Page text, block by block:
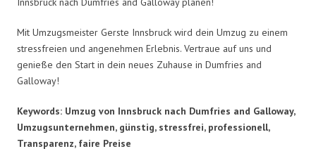
Mit Umzugsmeister Gerste Innsbruck wird dein Umzug zu einem
stressfreien und angenehmen Erlebnis. Vertraue auf uns und
genieße den Start in dein neues Zuhause in Dumfries and
Galloway!
Keywords: Umzug von Innsbruck nach Dumfries and Galloway,
Umzugsunternehmen, günstig, stressfrei, professionell,
Transparenz, faire Preise